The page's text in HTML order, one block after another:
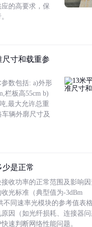
的高要求，保
尺寸和载重参
数包括: a)外形
栏板高55cm b)
,最大允许总重
辆外廓尺寸及
是正常
收功率的正常范围及影响
光标准（典型值为-3dBm
不同速率光模块的参考值表
因（如光纤损耗、连接器问
速判断网络性能问题。